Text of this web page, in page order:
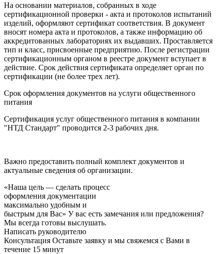
На основании материалов, собранных в ходе
сертификационной проверки - акта и протоколов испытаний
изделий, оформляют сертификат соответствия. В документ
вносят номера акта и протоколов, а также информацию об
аккредитованных лабораториях их выдавших. Проставляется
тип и класс, присвоенные предприятию. После регистрации
сертификационным органом в реестре документ вступает в
действие. Срок действия сертификата определяет орган по
сертификации (не более трех лет).
Срок оформления документов на услуги общественного
питания
Сертификация услуг общественного питания в компании
"НТД Стандарт" проводится 2-3 рабочих дня.
Важно предоставить полный комплект документов и
актуальные сведения об организации.
«Наша цель — сделать процесс
оформления документации
максимально удобным и
быстрым для Вас» У вас есть замечания или предложения?
Мы всегда готовы выслушать.
Написать руководителю
Консультация Оставьте заявку и мы свяжемся с Вами в
течение 15 минут